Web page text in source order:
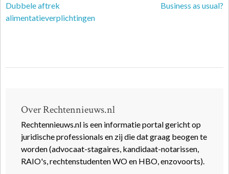
Dubbele aftrek
alimentatieverplichtingen
Business as usual?
Over Rechtennieuws.nl
Rechtennieuws.nl is een informatie portal gericht op
juridische professionals en zij die dat graag beogen te
worden (advocaat-stagaires, kandidaat-notarissen,
RAIO's, rechtenstudenten WO en HBO, enzovoorts).